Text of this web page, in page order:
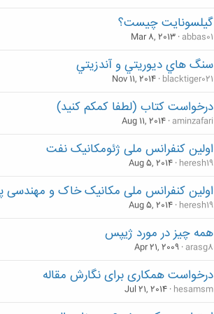
گیلسونایت چیست؟
abbas01
Mar 8, 2013
سنگ هاي ديوريتي و آندزيتي
blacktiger021
Nov 11, 2014
درخواست کتاب (لطفا کمکم کنید)
aminzafari
Aug 11, 2014
اولین کنفرانس ملی ژئومکانیک نفت
heresh19
Aug 5, 2014
اولین کنفرانس ملی مکانیک خاک و مهندسی
heresh19
Aug 5, 2014
همه چیز در مورد ژیپس
arasg8
Apr 21, 2009
درخواست همکاری برای نگارش مقاله
hesamsm
Jul 21, 2014